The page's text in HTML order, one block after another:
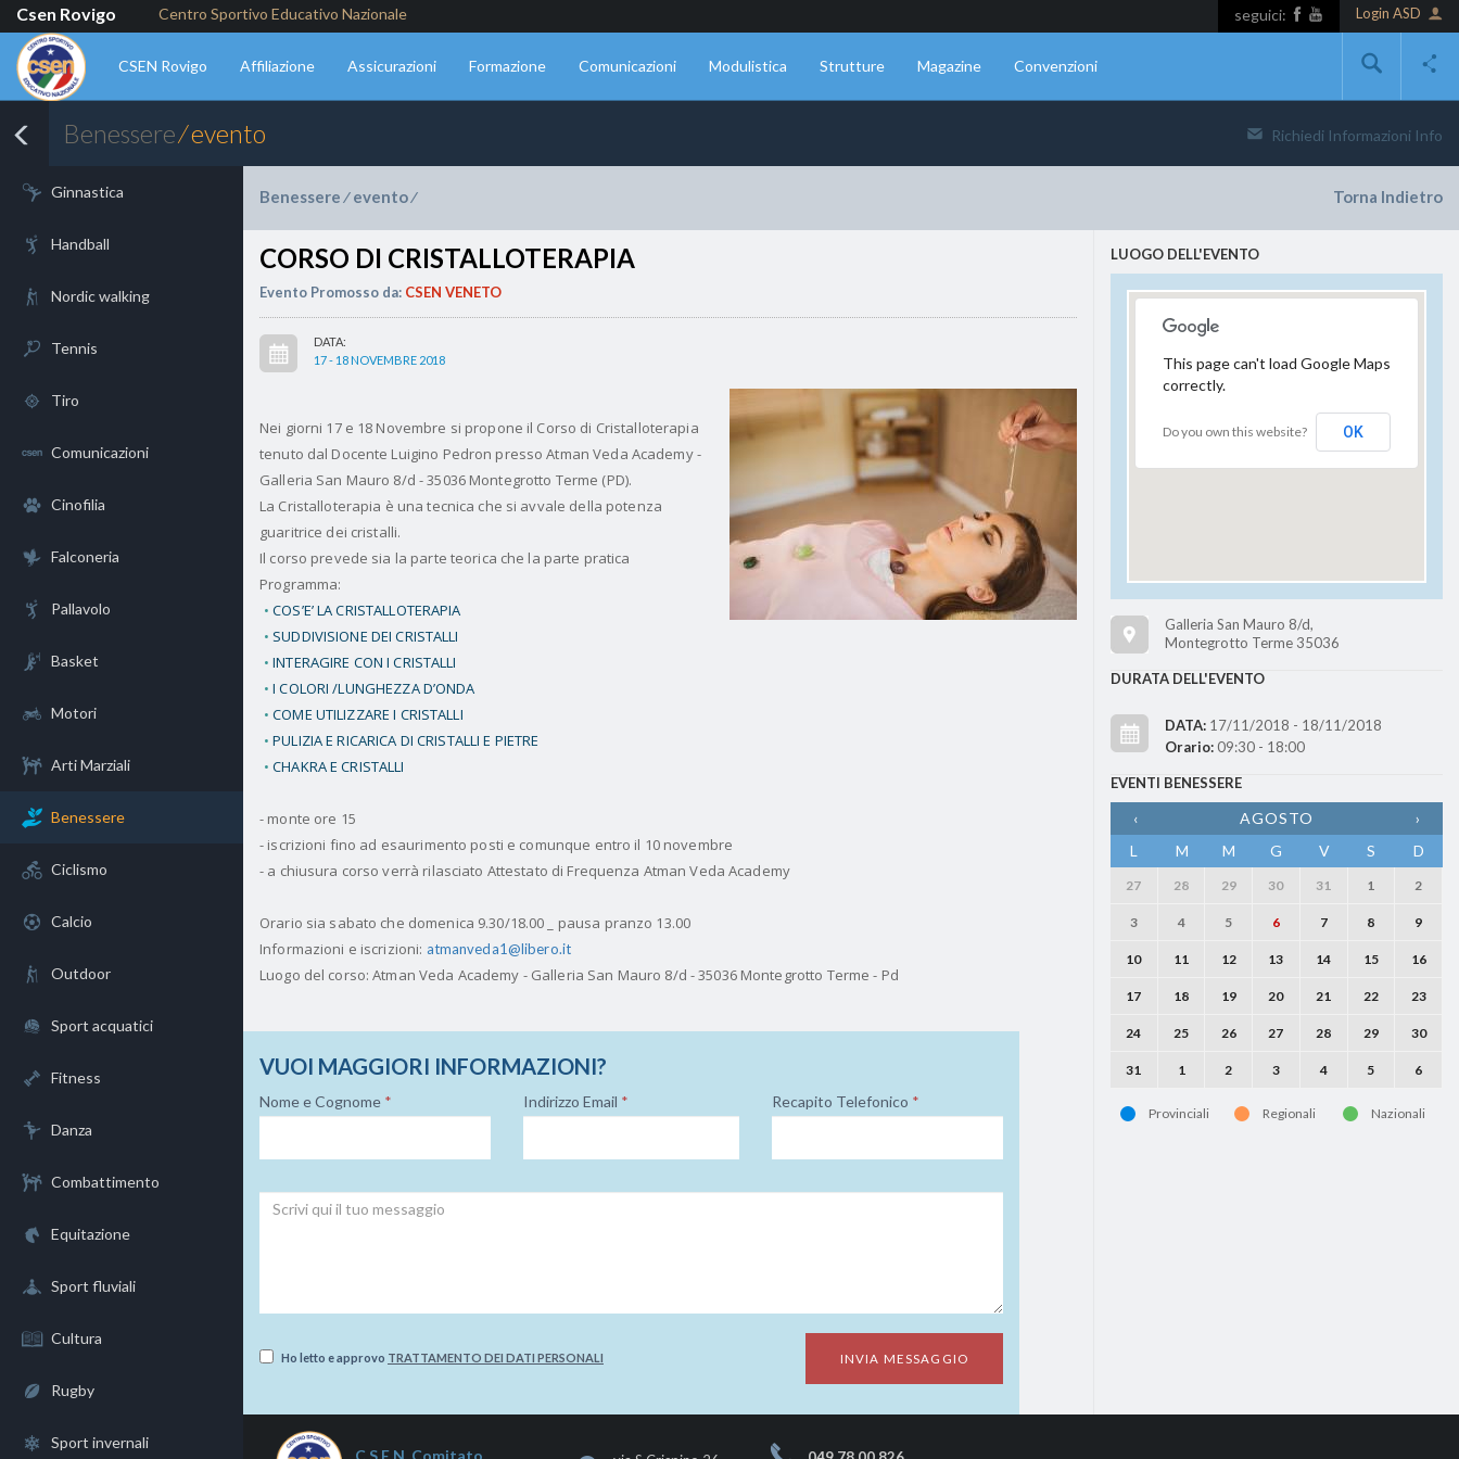
Csen Rovigo Centro Sportivo Educativo Nazionale Login ASD
seguici:
CSEN Rovigo Affiliazione Assicurazioni Formazione Comunicazioni Modulistica Strutture Magazine Convenzioni
Benessere⁄ evento Richiedi Informazioni Info
Ginnastica
Handball
Nordic walking
Tennis
Tiro
Comunicazioni
Cinofilia
Falconeria
Pallavolo
Basket
Motori
Arti Marziali
Benessere
Ciclismo
Calcio
Outdoor
Sport acquatici
Fitness
Danza
Combattimento
Equitazione
Sport fluviali
Cultura
Rugby
Sport invernali
Benessere⁄evento⁄ Torna Indietro
CORSO DI CRISTALLOTERAPIA
Evento Promosso da: CSEN VENETO
DATA:
17 - 18 NOVEMBRE 2018
Nei giorni 17 e 18 Novembre si propone il Corso di Cristalloterapia
tenuto dal Docente Luigino Pedron pressoAtman Veda Academy -
Galleria San Mauro 8/d - 35036 Montegrotto Terme (PD).
La Cristalloterapia è una tecnica che si avvale della potenza
guaritrice dei cristalli.
Il corso prevede sia la parte teorica che la parte pratica
Programma:
COS’E’ LA CRISTALLOTERAPIA
SUDDIVISIONE DEI CRISTALLI
INTERAGIRE CON I CRISTALLI
I COLORI /LUNGHEZZA D’ONDA
COME UTILIZZARE I CRISTALLI
PULIZIA E RICARICA DI CRISTALLI E PIETRE
CHAKRA E CRISTALLI
- monte ore 15
- iscrizioni fino ad esaurimento posti e comunque entro il 10 novembre
- a chiusura corso verrà rilasciato Attestato di Frequenza Atman Veda Academy
Orario sia sabato che domenica 9.30/18.00 _ pausa pranzo 13.00
Informazioni e iscrizioni: atmanveda1@libero.it
Luogo del corso: Atman Veda Academy - Galleria San Mauro 8/d - 35036 Montegrotto Terme - Pd
VUOI MAGGIORI INFORMAZIONI?
Nome e Cognome * Indirizzo Email * Recapito Telefonico *
Ho letto e approvo TRATTAMENTO DEI DATI PERSONALI
LUOGO DELL'EVENTO
This page can't load Google Maps
correctly.
Do you own this website? OK
Galleria San Mauro 8/d,
Montegrotto Terme 35036
DURATA DELL'EVENTO
DATA: 17/11/2018 - 18/11/2018
Orario: 09:30 - 18:00
EVENTI BENESSERE
‹ AGOSTO
›
L
M M G V S D
27 28 29 30 31 1 2
3 4 5 6 7 8 9
10 11 12 13 14 15 16
17 18 19 20 21 22 23
24 25 26 27 28 29 30
31 1 2 3 4 5 6
Provinciali Regionali Nazionali
C.S.E.N. Comitato